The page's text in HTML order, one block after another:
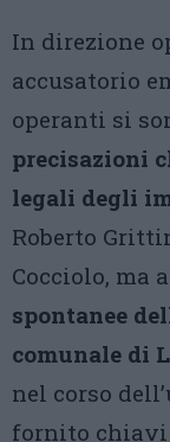
In direzione
accusatorio
operanti si
precisazioni
legali degli
Roberto
Cocciolo, ma
spontanee
comunale di
nel corso
fornito chiavi